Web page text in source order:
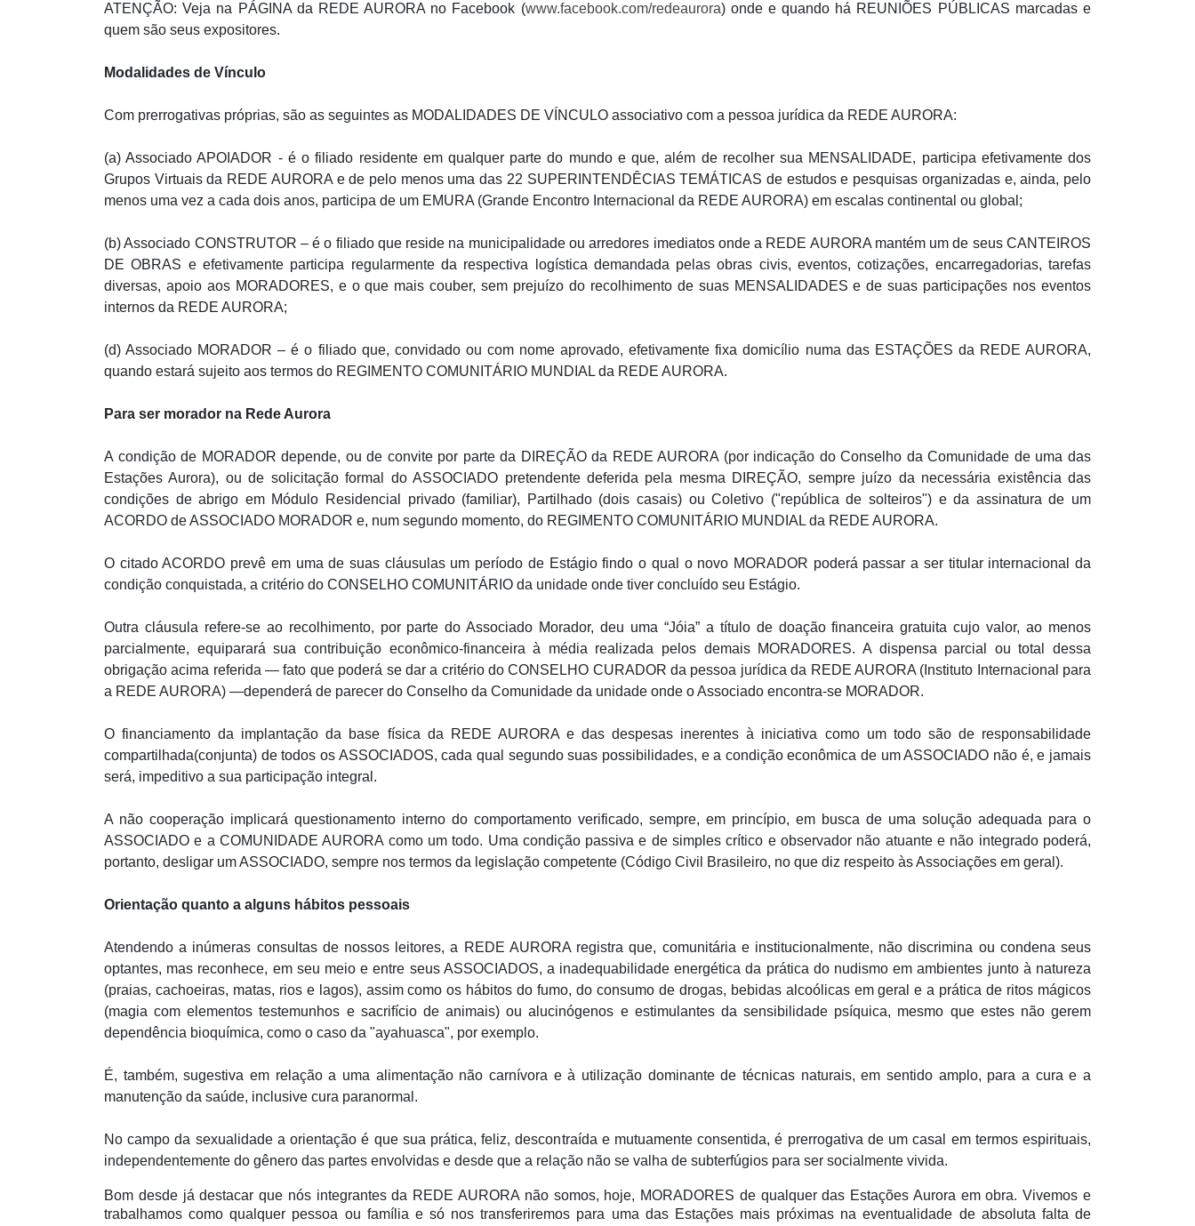
ATENÇÃO: Veja na PÁGINA da REDE AURORA no Facebook (www.facebook.com/redeaurora) onde e quando há REUNIÕES PÚBLICAS marcadas e
quem são seus expositores.
Modalidades de Vínculo
Com prerrogativas próprias, são as seguintes as MODALIDADES DE VÍNCULO associativo com a pessoa jurídica da REDE AURORA:
(a) Associado APOIADOR - é o filiado residente em qualquer parte do mundo e que, além de recolher sua MENSALIDADE, participa efetivamente dos
Grupos Virtuais da REDE AURORA e de pelo menos uma das 22 SUPERINTENDÊCIAS TEMÁTICAS de estudos e pesquisas organizadas e, ainda, pelo
menos uma vez a cada dois anos, participa de um EMURA (Grande Encontro Internacional da REDE AURORA) em escalas continental ou global;
(b) Associado CONSTRUTOR – é o filiado que reside na municipalidade ou arredores imediatos onde a REDE AURORA mantém um de seus CANTEIROS
DE OBRAS e efetivamente participa regularmente da respectiva logística demandada pelas obras civis, eventos, cotizações, encarregadorias, tarefas
diversas, apoio aos MORADORES, e o que mais couber, sem prejuízo do recolhimento de suas MENSALIDADES e de suas participações nos eventos
internos da REDE AURORA;
(d) Associado MORADOR – é o filiado que, convidado ou com nome aprovado, efetivamente fixa domicílio numa das ESTAÇÕES da REDE AURORA,
quando estará sujeito aos termos do REGIMENTO COMUNITÁRIO MUNDIAL da REDE AURORA.
Para ser morador na Rede Aurora
A condição de MORADOR depende, ou de convite por parte da DIREÇÃO da REDE AURORA (por indicação do Conselho da Comunidade de uma das
Estações Aurora), ou de solicitação formal do ASSOCIADO pretendente deferida pela mesma DIREÇÃO, sempre juízo da necessária existência das
condições de abrigo em Módulo Residencial privado (familiar), Partilhado (dois casais) ou Coletivo ("república de solteiros") e da assinatura de um
ACORDO de ASSOCIADO MORADOR e, num segundo momento, do REGIMENTO COMUNITÁRIO MUNDIAL da REDE AURORA.
O citado ACORDO prevê em uma de suas cláusulas um período de Estágio findo o qual o novo MORADOR poderá passar a ser titular internacional da
condição conquistada, a critério do CONSELHO COMUNITÁRIO da unidade onde tiver concluído seu Estágio.
Outra cláusula refere-se ao recolhimento, por parte do Associado Morador, deu uma “Jóia” a título de doação financeira gratuita cujo valor, ao menos
parcialmente, equiparará sua contribuição econômico-financeira à média realizada pelos demais MORADORES. A dispensa parcial ou total dessa
obrigação acima referida — fato que poderá se dar a critério do CONSELHO CURADOR da pessoa jurídica da REDE AURORA (Instituto Internacional para
a REDE AURORA) —dependerá de parecer do Conselho da Comunidade da unidade onde o Associado encontra-se MORADOR.
O financiamento da implantação da base física da REDE AURORA e das despesas inerentes à iniciativa como um todo são de responsabilidade
compartilhada(conjunta) de todos os ASSOCIADOS, cada qual segundo suas possibilidades, e a condição econômica de um ASSOCIADO não é, e jamais
será, impeditivo a sua participação integral.
A não cooperação implicará questionamento interno do comportamento verificado, sempre, em princípio, em busca de uma solução adequada para o
ASSOCIADO e a COMUNIDADE AURORA como um todo. Uma condição passiva e de simples crítico e observador não atuante e não integrado poderá,
portanto, desligar um ASSOCIADO, sempre nos termos da legislação competente (Código Civil Brasileiro, no que diz respeito às Associações em geral).
Orientação quanto a alguns hábitos pessoais
Atendendo a inúmeras consultas de nossos leitores, a REDE AURORA registra que, comunitária e institucionalmente, não discrimina ou condena seus
optantes, mas reconhece, em seu meio e entre seus ASSOCIADOS, a inadequabilidade energética da prática do nudismo em ambientes junto à natureza
(praias, cachoeiras, matas, rios e lagos), assim como os hábitos do fumo, do consumo de drogas, bebidas alcoólicas em geral e a prática de ritos mágicos
(magia com elementos testemunhos e sacrifício de animais) ou alucinógenos e estimulantes da sensibilidade psíquica, mesmo que estes não gerem
dependência bioquímica, como o caso da "ayahuasca", por exemplo.
É, também, sugestiva em relação a uma alimentação não carnívora e à utilização dominante de técnicas naturais, em sentido amplo, para a cura e a
manutenção da saúde, inclusive cura paranormal.
No campo da sexualidade a orientação é que sua prática, feliz, descontraída e mutuamente consentida, é prerrogativa de um casal em termos espirituais,
independentemente do gênero das partes envolvidas e desde que a relação não se valha de subterfúgios para ser socialmente vivida.
Bom desde já destacar que nós integrantes da REDE AURORA não somos, hoje, MORADORES de qualquer das Estações Aurora em obra. Vivemos e
trabalhamos como qualquer pessoa ou família e só nos transferiremos para uma das Estações mais próximas na eventualidade de absoluta falta de